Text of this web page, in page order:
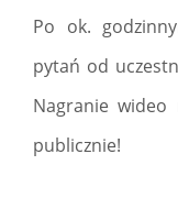
Po ok.
pytań od
Nagranie
publicznie!